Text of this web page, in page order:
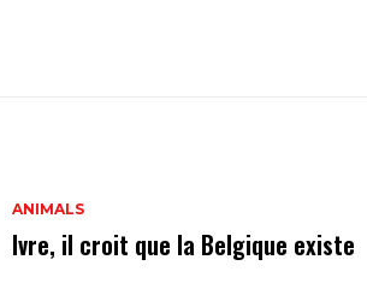
ANIMALS
Ivre, il croit que la Belgique existe